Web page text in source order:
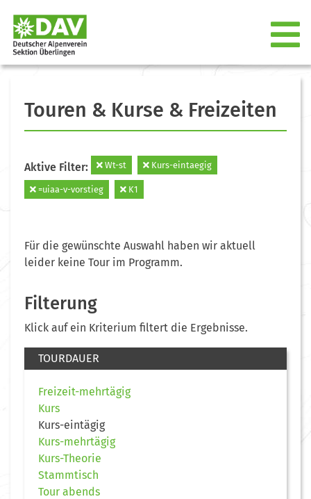
Touren & Kurse & Freizeiten
Aktive Filter: Wt-st Kurs-eintaegig
=uiaa-v-vorstieg K1
Für die gewünschte Auswahl haben wir aktuell
leider keine Tour im Programm.
Filterung
Klick auf ein Kriterium filtert die Ergebnisse.
TOURDAUER
Freizeit-mehrtägig
Kurs
Kurs-eintägig
Kurs-mehrtägig
Kurs-Theorie
Stammtisch
Tour abends